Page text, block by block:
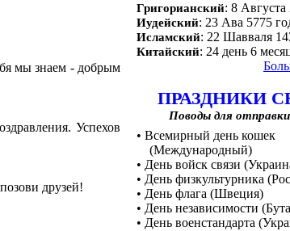
мы знаем - добрым
Успехов
друзей!
Григорианский: 8 Августа
Иудейский: 23 Ава 5775
Исламский: 22 Шавваля
Китайский: 24 день 6
ПРАЗДНИКИ
Поводы для
• Всемирный день кошек
(Международный)
• День войск связи
• День физкультурника
• День флага (Швеция)
• День независимости
• День военстандарта